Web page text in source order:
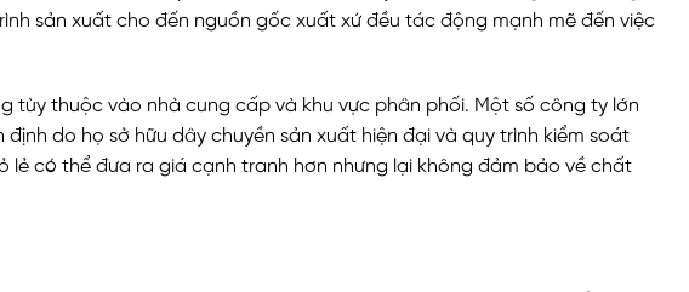
sản xuất cho đến nguồn gốc xuất xứ đều tác động mạnh mẽ đến việc
thuộc vào nhà cung cấp và khu vực phân phối. Một số công ty lớn
do họ sở hữu dây chuyền sản xuất hiện đại và quy trình kiểm soát
lẻ có thể đưa ra giá cạnh tranh hơn nhưng lại không đảm bảo về chất